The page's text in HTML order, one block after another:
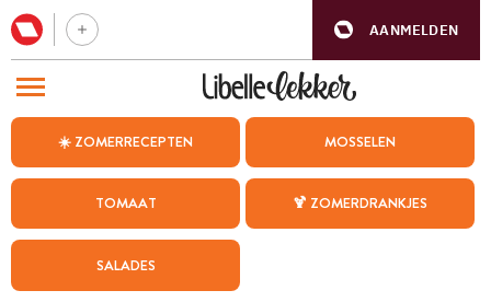
AANMELDEN
☀️ ZOMERRECEPTEN MOSSELEN
TOMAAT 🍹 ZOMERDRANKJES
SALADES
BEZOEK ONZE ANDERE WEBSITES
WEEKMENU
CHAT MET MAIA